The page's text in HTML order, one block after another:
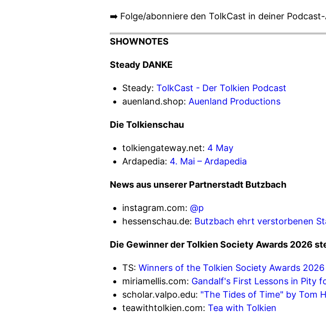
➡️ Folge/abonniere den TolkCast in deiner
SHOWNOTES
Steady DANKE
Steady: TolkCast - Der Tolkien Podcast
auenland.shop: Auenland Productions
Die Tolkienschau
tolkiengateway.net: 4 May
Ardapedia: 4. Mai – Ardapedia
News aus unserer Partnerstadt Butzbach
instagram.com: @p
hessenschau.de: Butzbach ehrt verstorbenen
Die Gewinner der Tolkien Society Awards 2026
TS: Winners of the Tolkien Society Awards
miriamellis.com: Gandalf's First Lessons in Pity
scholar.valpo.edu: "The Tides of Time" by Tom
teawithtolkien.com: Tea with Tolkien